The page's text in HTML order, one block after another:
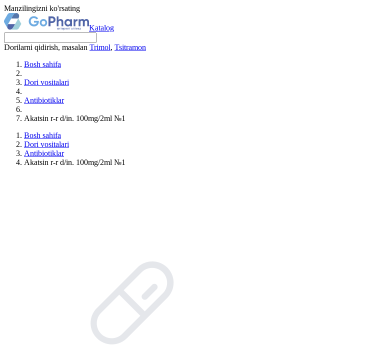
Manzilingizni ko'rsating
Katalog
Dorilarni qidirish, masalan Trimol, Tsitramon
Bosh sahifa
Dori vositalari
Antibiotiklar
Akatsin r-r d/in. 100mg/2ml №1
Bosh sahifa
Dori vositalari
Antibiotiklar
Akatsin r-r d/in. 100mg/2ml №1